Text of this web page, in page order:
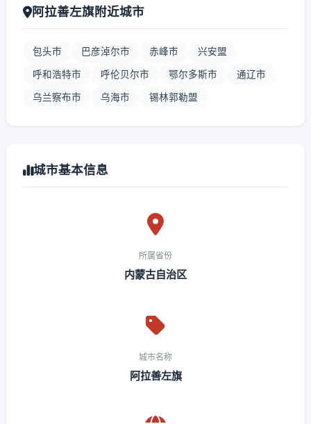
阿拉善左旗附近城市
包头市 巴彦淖尔市 赤峰市 兴安盟
呼和浩特市 呼伦贝尔市 鄂尔多斯市 通辽市
乌兰察布市 乌海市 锡林郭勒盟
城市基本信息
所属省份
内蒙古自治区
城市名称
阿拉善左旗